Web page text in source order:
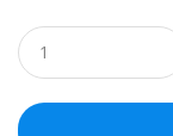
К
о
л
ч